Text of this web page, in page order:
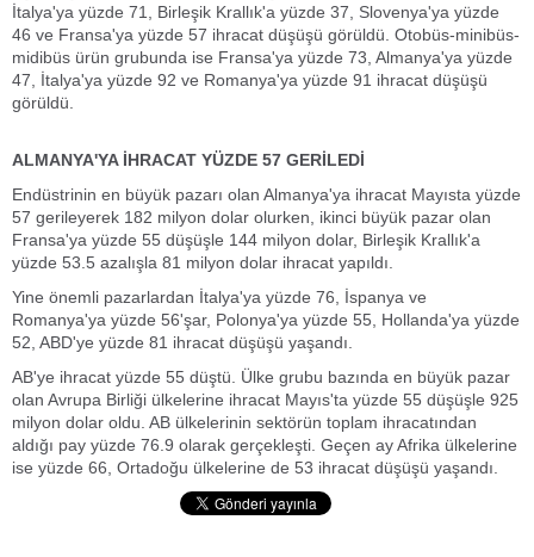
İtalya'ya yüzde 71, Birleşik Krallık'a yüzde 37, Slovenya'ya yüzde
46 ve Fransa'ya yüzde 57 ihracat düşüşü görüldü. Otobüs-minibüs-
midibüs ürün grubunda ise Fransa'ya yüzde 73, Almanya'ya yüzde
47, İtalya'ya yüzde 92 ve Romanya'ya yüzde 91 ihracat düşüşü
görüldü.
ALMANYA'YA İHRACAT YÜZDE 57 GERİLEDİ
Endüstrinin en büyük pazarı olan Almanya'ya ihracat Mayısta yüzde
57 gerileyerek 182 milyon dolar olurken, ikinci büyük pazar olan
Fransa'ya yüzde 55 düşüşle 144 milyon dolar, Birleşik Krallık'a
yüzde 53.5 azalışla 81 milyon dolar ihracat yapıldı.
Yine önemli pazarlardan İtalya'ya yüzde 76, İspanya ve
Romanya'ya yüzde 56'şar, Polonya'ya yüzde 55, Hollanda'ya yüzde
52, ABD'ye yüzde 81 ihracat düşüşü yaşandı.
AB'ye ihracat yüzde 55 düştü. Ülke grubu bazında en büyük pazar
olan Avrupa Birliği ülkelerine ihracat Mayıs'ta yüzde 55 düşüşle 925
milyon dolar oldu. AB ülkelerinin sektörün toplam ihracatından
aldığı pay yüzde 76.9 olarak gerçekleşti. Geçen ay Afrika ülkelerine
ise yüzde 66, Ortadoğu ülkelerine de 53 ihracat düşüşü yaşandı.